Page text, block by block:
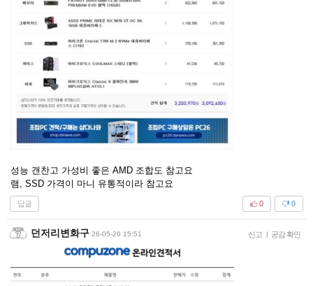
성능 갠찬고 가성비 좋은 AMD 조합도 참고요
램, SSD 가격이 마니 유통적이라 참고요
답글 0
0
던저리변화구 26-05-20 15:51 신고 | 공감 확인